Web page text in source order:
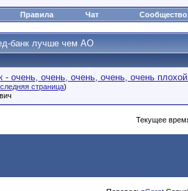
Правила Чат Сообщество
банк лучше чем АО
- очень, очень, очень, очень, очень
страница)
Текущее